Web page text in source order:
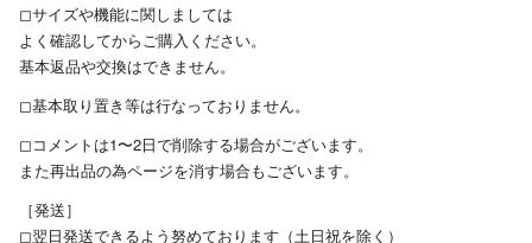
◻︎サイズや機能に関しましては
よく確認してからご購入ください。
基本返品や交換はできません。
◻︎基本取り置き等は行なっておりません。
◻︎コメントは1〜2日で削除する場合がございます。
また再出品の為ページを消す場合もございます。
［発送］
◻︎翌日発送できるよう努めております（土日祝を除く）